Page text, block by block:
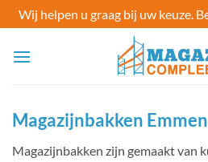
Wij helpen u graag bij uw keuze.
naar
Magazijnbakken Emmen
Magazijnbakken zijn gemaakt van